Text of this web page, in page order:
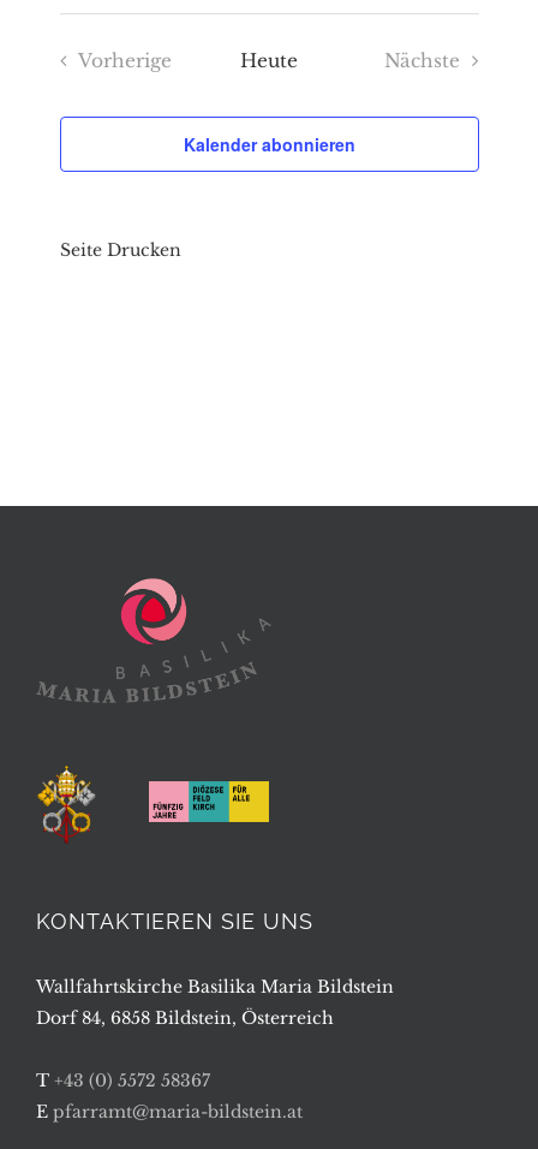
Datum
wählen.
Vorherige
Heute
Nächste
Kalender abonnieren
Seite Drucken
KONTAKTIEREN SIE UNS
Wallfahrtskirche Basilika Maria Bildstein
Dorf 84, 6858 Bildstein, Österreich
T +43 (0) 5572 58367
E pfarramt@maria-bildstein.at